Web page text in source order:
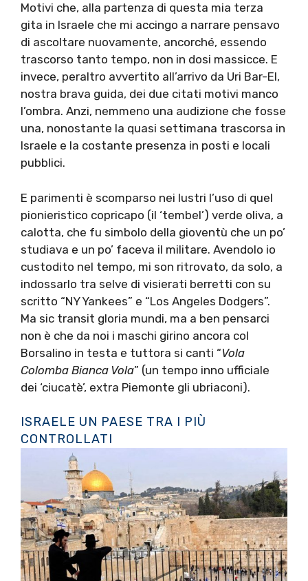
Motivi che, alla partenza di questa mia terza
gita in Israele che mi accingo a narrare pensavo
di ascoltare nuovamente, ancorché, essendo
trascorso tanto tempo, non in dosi massicce. E
invece, peraltro avvertito all’arrivo da Uri Bar-El,
nostra brava guida, dei due citati motivi manco
l’ombra. Anzi, nemmeno una audizione che fosse
una, nonostante la quasi settimana trascorsa in
Israele e la costante presenza in posti e locali
pubblici.
E parimenti è scomparso nei lustri l’uso di quel
pionieristico copricapo (il ‘tembel’) verde oliva, a
calotta, che fu simbolo della gioventù che un po’
studiava e un po’ faceva il militare. Avendolo io
custodito nel tempo, mi son ritrovato, da solo, a
indossarlo tra selve di visierati berretti con su
scritto “NY Yankees” e “Los Angeles Dodgers”.
Ma sic transit gloria mundi, ma a ben pensarci
non è che da noi i maschi girino ancora col
Borsalino in testa e tuttora si canti “Vola
Colomba Bianca Vola” (un tempo inno ufficiale
dei ‘ciucatè’, extra Piemonte gli ubriaconi).
ISRAELE UN PAESE TRA I PIÙ
CONTROLLATI